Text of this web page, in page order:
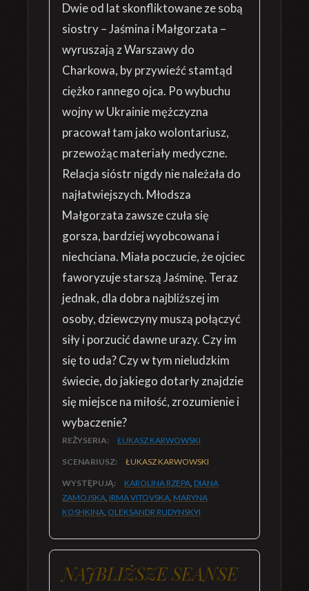
Dwie od lat skonfliktowane ze sobą
siostry – Jaśmina i Małgorzata –
wyruszają z Warszawy do
Charkowa, by przywieźć stamtąd
ciężko rannego ojca. Po wybuchu
wojny w Ukrainie mężczyzna
pracował tam jako wolontariusz,
przewożąc materiały medyczne.
Relacja sióstr nigdy nie należała do
najłatwiejszych. Młodsza
Małgorzata zawsze czuła się
gorsza, bardziej wyobcowana i
niechciana. Miała poczucie, że ojciec
faworyzuje starszą Jaśminę. Teraz
jednak, dla dobra najbliższej im
osoby, dziewczyny muszą połączyć
siły i porzucić dawne urazy. Czy im
się to uda? Czy w tym nieludzkim
świecie, do jakiego dotarły znajdzie
się miejsce na miłość, zrozumienie i
wybaczenie?
REŻYSERIA: ŁUKASZ KARWOWSKI
SCENARIUSZ: ŁUKASZ KARWOWSKI
WYSTĘPUJĄ: KAROLINA RZEPA, DIANA
ZAMOJSKA, IRMA VITOVSKA, MARYNA
KOSHKINA, OLEKSANDR RUDYNSKYI
NAJBLIŻSZE SEANSE